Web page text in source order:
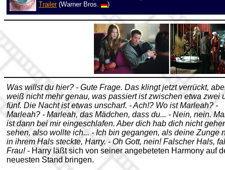
Trailer(Warner Bros. )
Was willst du hier? - Gute Frage. Das klingt jetzt verrückt,
weiß nicht mehr genau, was passiert ist zwischen etwa zwei
fünf. Die Nacht ist etwas unscharf. - Ach!? Wo ist Marleah? -
Marleah? - Marleah, das Mädchen, dass du... - Nein, nein.
ist dann bei mir eingeschlafen. Aber dich hab dich nicht
sehen, also wollte ich... - Ich bin gegangen, als deine Zunge
in ihrem Hals steckte, Harry. - Oh Gott, nein! Falscher Hals,
Frau! - Harry läßt sich von seiner angebeteten Harmony auf
neuesten Stand bringen.